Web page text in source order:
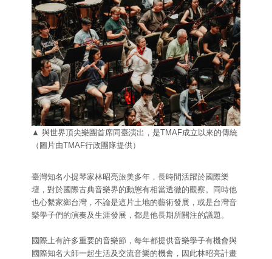
▲ 與世界頂尖樂團首席同臺演出，是TMAF成立以來的傳統
（圖片由TMAF行政團隊提供）
臺灣知名小提琴家林昭亮旅美多年，長時間活躍於國際樂
壇，對於國際古典音樂界的動態有相當透徹的觀察。同時他
也心繫家鄉台灣，不論是這片土地的藝術發展，或是台灣音
樂學子們的演奏及生涯發展，都是他長期所關注的議題。
國際上有許多重要的音樂節，每年都提供音樂學子有機會與
國際知名大師一起生活及交流音樂的機會，因此林昭亮計畫